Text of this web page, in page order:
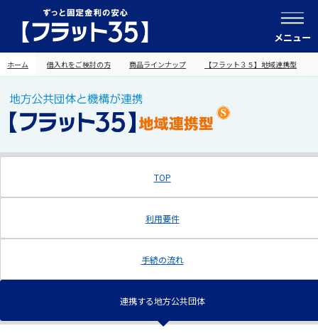
メニュー
ホーム 借入れをご検討の方 商品ラインナップ 【フラット３５】地域連携型
TOP
利用要件
手続の流れ
連携する地方公共団体